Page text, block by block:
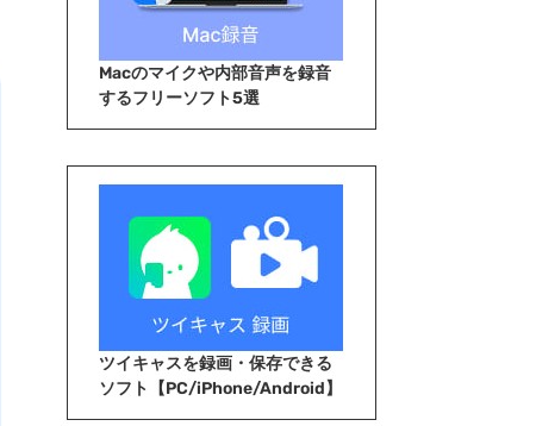
Macのマイクや内部音声を録音
するフリーソフト5選
ツイキャスを録画・保存できる
ソフト【PC/iPhone/Android】